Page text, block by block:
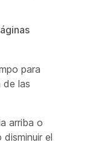
para
de las
arriba o
el